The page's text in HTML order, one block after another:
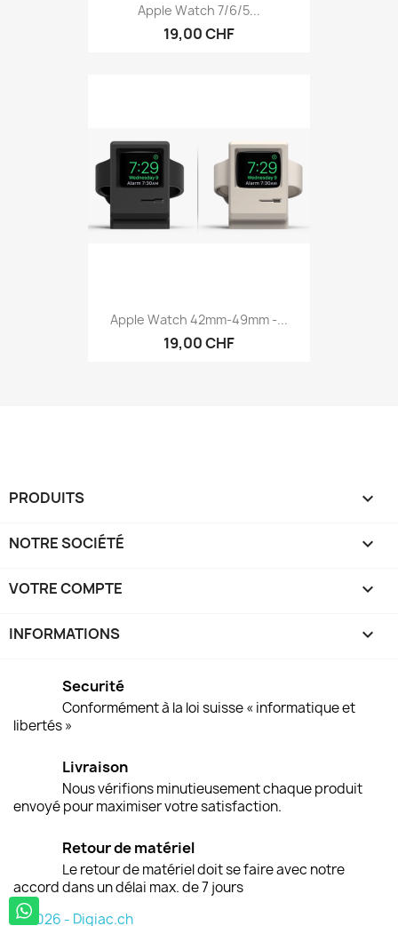
Apple Watch 7/6/5...
19,00 CHF
Apple Watch 42mm-49mm -...
19,00 CHF
PRODUITS 
NOTRE SOCIÉTÉ 
VOTRE COMPTE 
INFORMATIONS keyboard_arrow_down
Securité
Conformément à la loi suisse « informatique et
libertés »
Livraison
Nous vérifions minutieusement chaque produit
envoyé pour maximiser votre satisfaction.
Retour de matériel
Le retour de matériel doit se faire avec notre
accord dans un délai max. de 7 jours
© 2026 - Digiac.ch